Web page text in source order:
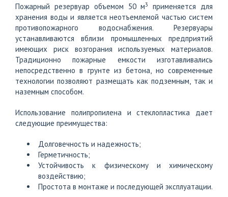
Пожарный резервуар объемом 50 м3
применяется для
хранения воды и является неотъемлемой частью систем
противопожарного водоснабжения. Резервуары
устанавливаются вблизи промышленных предприятий
имеющих риск возгорания используемых материалов.
Традиционно пожарные емкости изготавливались
непосредственно в грунте из бетона, но современные
технологии позволяют размещать как подземным, так и
наземным способом.
Использование полипропилена и стеклопластика дает
следующие преимущества:
Долговечность и надежность;
Герметичность;
Устойчивость к физическому и химическому
воздействию;
Простота в монтаже и последующей эксплуатации.